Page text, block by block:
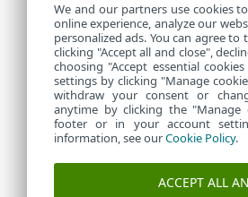
We and our partners use cookies
online experience, analyze our
personalized ads. You can agree
clicking "Accept all and close",
choosing "Accept essential
settings by clicking "Manage
withdraw your consent or
anytime by clicking the
footer or in your account
information, see ourCookie Policy.
ACCEPT ALL